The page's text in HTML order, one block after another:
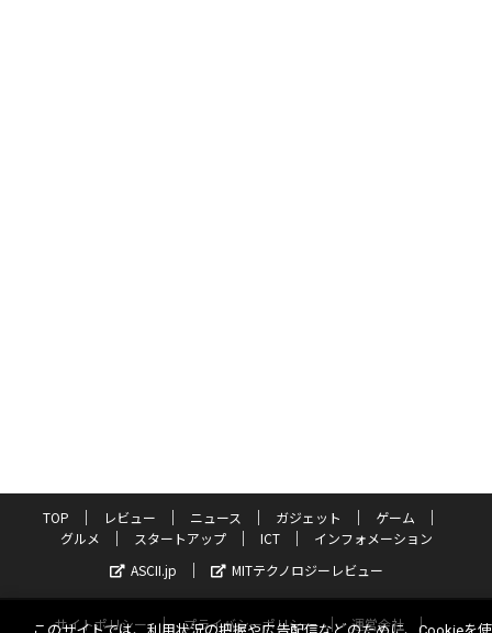
TOP レビュー ニュース ガジェット
ゲーム
グルメ
スタートアップ ICT
インフォメーション
ASCII.jp
MITテクノロジーレビュー
サイトポリシー プライバシーポリシー 運営会社